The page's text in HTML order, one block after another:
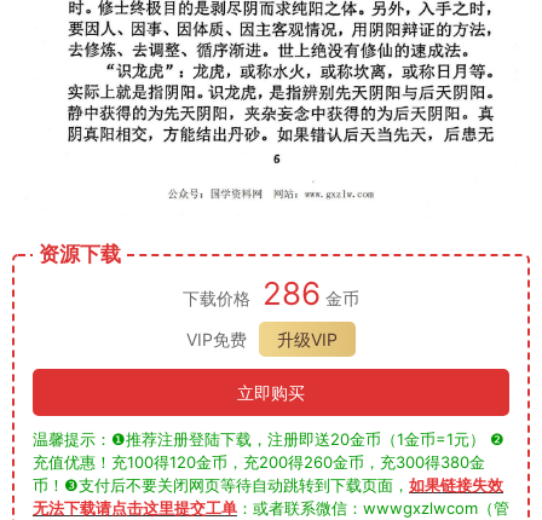
资源下载
下载价格 286 金币
VIP免费
升级VIP
立即购买
温馨提示：❶推荐注册登陆下载，注册即送20金币（1金币=1元） ❷
充值优惠！充100得120金币，充200得260金币，充300得380金
币！❸支付后不要关闭网页等待自动跳转到下载页面， 如果链接失效
无法下载请点击这里提交工单 ：或者联系微信：wwwgxzlwcom（管